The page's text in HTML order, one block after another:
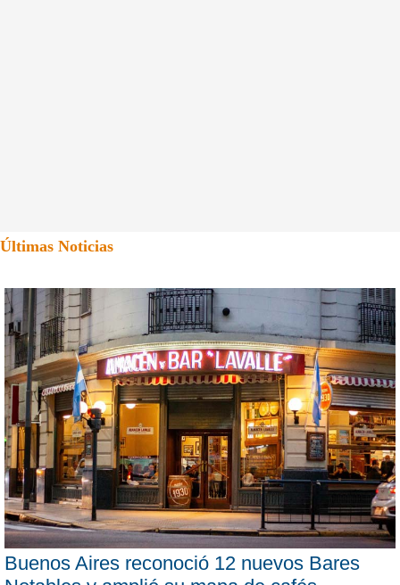
Últimas Noticias
Buenos Aires reconoció 12 nuevos Bares